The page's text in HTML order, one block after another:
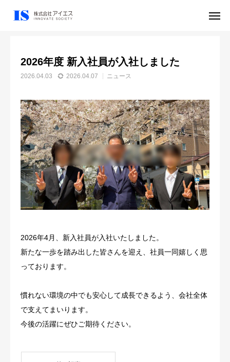
NEWS ニュース
2026年度 新入社員が入社しました
2026.04.03 2026.04.07 ニュース
2026年4月、新入社員が入社いたしました。
新たな一歩を踏み出した皆さんを迎え、社員一同嬉しく思
っております。
慣れない環境の中でも安心して成長できるよう、会社全体
で支えてまいります。
今後の活躍にぜひご期待ください。
アクセス 採用
事業内容
採用情報
NEWS